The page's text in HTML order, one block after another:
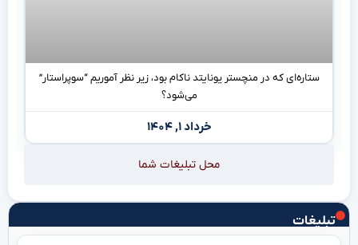
تبلیغات
ستاره‌ای که در منچستر یونایتد ناکام بود، زیر نظر آموریم “سوپراستار”
می‌شود؟
خرداد ۱, ۱۴۰۴
محل تبلیغات شما